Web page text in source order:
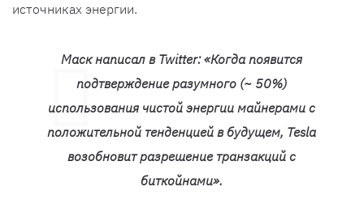
источниках энергии.
Маск написал в Twitter: «Когда появится
подтверждение разумного (~ 50%)
использования чистой энергии майнерами с
положительной тенденцией в будущем, Tesla
возобновит разрешение транзакций с
биткойнами».